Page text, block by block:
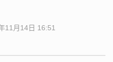
11月14日 16:51